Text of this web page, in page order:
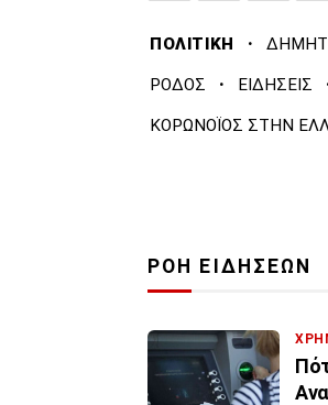
ΠΟΛΙΤΙΚΗ ·
ΡΟΔΟΣ · ΕΙΔΗΣΕΙΣ
ΚΟΡΩΝΟΪΟΣ ΣΤΗΝ
ΡΟΗ ΕΙΔΗΣΕΩΝ